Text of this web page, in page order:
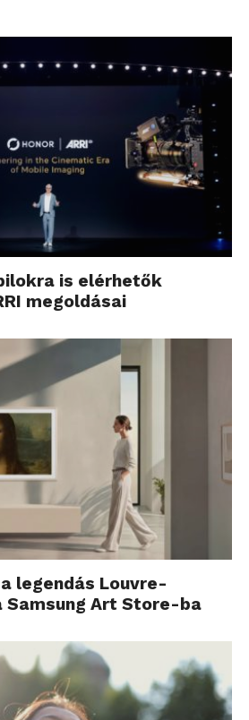
is elérhetők
megoldásai
legendás Louvre-
Samsung Art Store-ba